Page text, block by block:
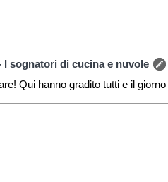
I sognatori di cucina e nuvole
Qui hanno gradito tutti e il